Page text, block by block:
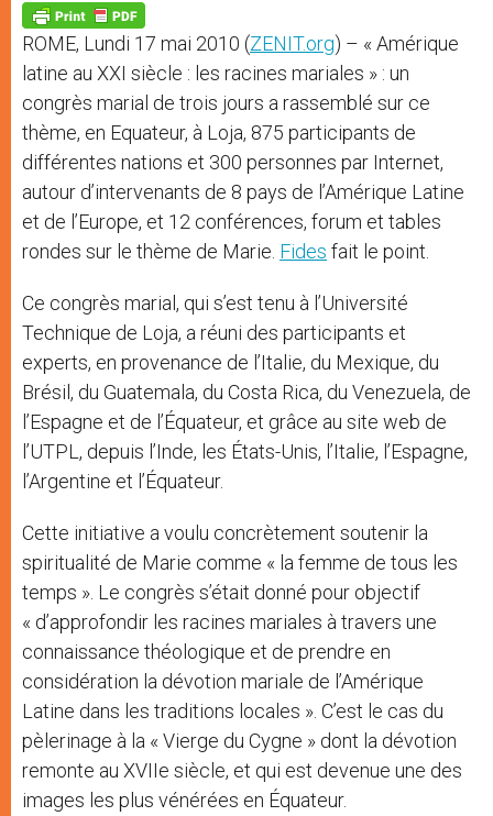
p
p
g
e
r
o
k
ROME, Lundi 17 mai 2010 (ZENIT.org) – « Amérique
latine au XXI siècle : les racines mariales » : un
congrès marial de trois jours a rassemblé sur ce
thème, en Equateur, à Loja, 875 participants de
différentes nations et 300 personnes par Internet,
autour d’intervenants de 8 pays de l’Amérique Latine
et de l’Europe, et 12 conférences, forum et tables
rondes sur le thème de Marie. Fides fait le point.
Ce congrès marial, qui s’est tenu à l’Université
Technique de Loja, a réuni des participants et
experts, en provenance de l’Italie, du Mexique, du
Brésil, du Guatemala, du Costa Rica, du Venezuela, de
l’Espagne et de l’Équateur, et grâce au site web de
l’UTPL, depuis l’Inde, les États-Unis, l’Italie, l’Espagne,
l’Argentine et l’Équateur.
Cette initiative a voulu concrètement soutenir la
spiritualité de Marie comme « la femme de tous les
temps ». Le congrès s’était donné pour objectif
« d’approfondir les racines mariales à travers une
connaissance théologique et de prendre en
considération la dévotion mariale de l’Amérique
Latine dans les traditions locales ». C’est le cas du
pèlerinage à la « Vierge du Cygne » dont la dévotion
remonte au XVIIe siècle, et qui est devenue une des
images les plus vénérées en Équateur.